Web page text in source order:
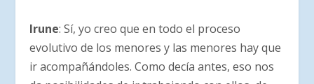
Irune: Sí, yo creo que en todo el proceso
evolutivo de los menores y las menores hay que
ir acompañándoles. Como decía antes, eso nos